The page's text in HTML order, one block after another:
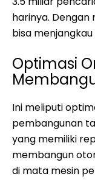
harinya.
bisa
Optimasi
Ini meliputi
pembangunan
yang memiliki
membangun
di mata mesin